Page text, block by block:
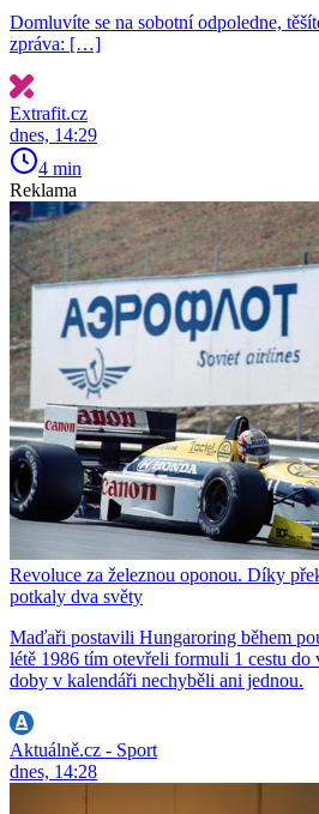
Domluvíte se na sobotní odpoledne,
zpráva: […]
Extrafit.cz
dnes, 14:29
4 min
Reklama
Revoluce za železnou oponou. Díky
potkaly dva světy
Maďaři postavili Hungaroring během
létě 1986 tím otevřeli formuli 1 cestu
doby v kalendáři nechyběli ani jednou.
Aktuálně.cz - Sport
dnes, 14:28